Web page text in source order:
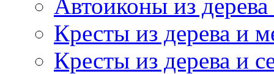
Автоиконы из
Кресты из дерева и
Кресты из дерева и